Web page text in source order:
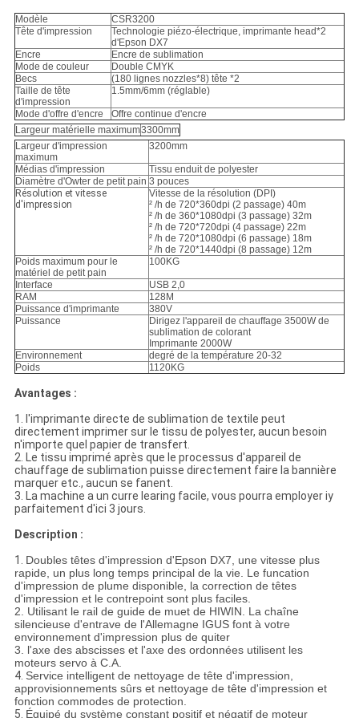
Modèle
CSR3200
Tête d'impression
Technologie piézo-électrique, imprimante head*2
d'Epson DX7
Encre
Encre de sublimation
Mode de couleur
Double CMYK
Becs
(180 lignes nozzles*8) tête *2
Taille de tête
d'impression
1.5mm/6mm (réglable)
Mode d'offre d'encre
Offre continue d'encre
Largeur matérielle maximum3300mm
Largeur d'impression
maximum
3200mm
Médias d'impression
Tissu enduit de polyester
Diamètre d'Owter de petit pain 3 pouces
Résolution et vitesse
d'impression
Vitesse de la résolution (DPI)
² /h de 720*360dpi (2 passage) 40m
² /h de 360*1080dpi (3 passage) 32m
² /h de 720*720dpi (4 passage) 22m
² /h de 720*1080dpi (6 passage) 18m
² /h de 720*1440dpi (8 passage) 12m
Poids maximum pour le
matériel de petit pain
100KG
Interface
USB 2,0
RAM
128M
Puissance d'imprimante
380V
Puissance
Dirigez l'appareil de chauffage 3500W de
sublimation de colorant
Imprimante 2000W
Environnement
degré de la température 20-32
Poids
1120KG
Avantages :
1. l'imprimante directe de sublimation de textile peut
directement imprimer sur le tissu de polyester, aucun besoin
n'importe quel papier de transfert.
2. Le tissu imprimé après que le processus d'appareil de
chauffage de sublimation puisse directement faire la bannière
marquer etc., aucun se fanent.
3. La machine a un curre learing facile, vous pourra employer iy
parfaitement d'ici 3 jours.
Description :
1. Doubles têtes d'impression d'Epson DX7, une vitesse plus
rapide, un plus long temps principal de la vie. Le funcation
d'impression de plume disponible, la correction de têtes
d'impression et le contrepoint sont plus faciles.
2. Utilisant le rail de guide de muet de HIWIN. La chaîne
silencieuse d'entrave de l'Allemagne IGUS font à votre
environnement d'impression plus de quiter
3. l'axe des abscisses et l'axe des ordonnées utilisent les
moteurs servo à C.A.
4. Service intelligent de nettoyage de tête d'impression,
approvisionnements sûrs et nettoyage de tête d'impression et
fonction commodes de protection.
5. Équipé du système constant positif et négatif de moteur